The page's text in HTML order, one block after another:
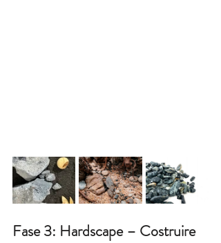
Fase 3: Hardscape – Costruire